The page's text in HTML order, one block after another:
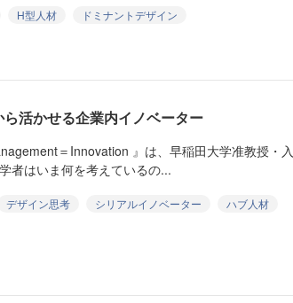
H型人材
ドミナントデザイン
活かせる企業内イノベーター
＝Innovation 』は、早稲田大学准教授・入
者はいま何を考えているの...
デザイン思考 シリアルイノベーター
ハブ人材